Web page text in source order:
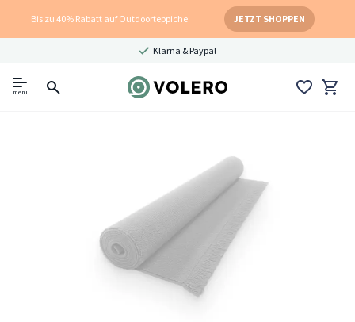
Bis zu 40% Rabatt auf Outdoorteppiche JETZT SHOPPEN
Klarna & Paypal
menu